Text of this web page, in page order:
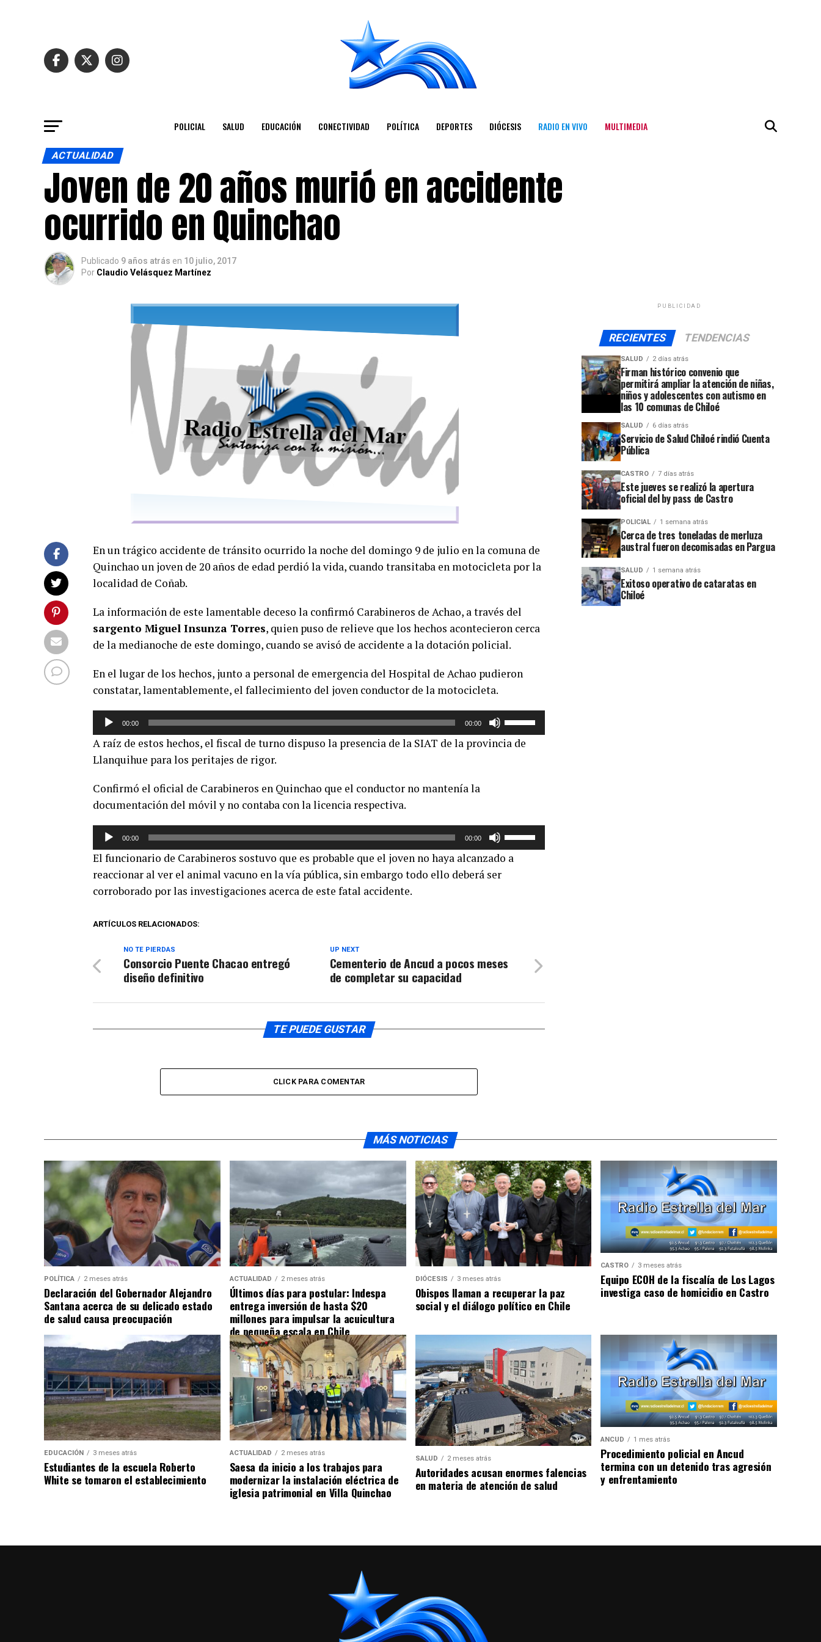
POLICIAL SALUD EDUCACIÓN CONECTIVIDAD POLÍTICA DEPORTES DIÓCESIS RADIO EN VIVO MULTIMEDIA
ACTUALIDAD
Joven de 20 años murió en accidente
ocurrido en Quinchao
Publicado 9 años atrás en 10 julio, 2017
Por Claudio Velásquez Martínez
En un trágico accidente de tránsito ocurrido la noche del domingo 9 de julio en la comuna de
Quinchao un joven de 20 años de edad perdió la vida, cuando transitaba en motocicleta por la
localidad de Coñab.
La información de este lamentable deceso la confirmó Carabineros de Achao, a través del
sargento Miguel Insunza Torres, quien puso de relieve que los hechos acontecieron cerca
de la medianoche de este domingo, cuando se avisó de accidente a la dotación policial.
En el lugar de los hechos, junto a personal de emergencia del Hospital de Achao pudieron
constatar, lamentablemente, el fallecimiento del joven conductor de la motocicleta.
Reproductor
audio
00:00 00:00
teclas
o
disminuir
el
A raíz de estos hechos, el fiscal de turno dispuso la presencia de la SIAT de la provincia de
Llanquihue para los peritajes de rigor.
Confirmó el oficial de Carabineros en Quinchao que el conductor no mantenía la
documentación del móvil y no contaba con la licencia respectiva.
Reproductor
audio
00:00 00:00
teclas
disminuir
El funcionario de Carabineros sostuvo que es probable que el joven no haya alcanzado a
reaccionar al ver el animal vacuno en la vía pública, sin embargo todo ello deberá ser
corroborado por las investigaciones acerca de este fatal accidente.
ARTÍCULOS RELACIONADOS:
UP NEXT
Cementerio de Ancud a pocos meses
de completar su capacidad
NO TE PIERDAS
Consorcio Puente Chacao entregó
diseño definitivo
TE PUEDE GUSTAR
CLICK PARA COMENTAR
PUBLICIDAD
RECIENTES TENDENCIAS
SALUD 2 días atrás
Firman histórico convenio que
permitirá ampliar la atención de niñas,
niños y adolescentes con autismo en
las 10 comunas de Chiloé
SALUD 6 días atrás
Servicio de Salud Chiloé rindió Cuenta
Pública
CASTRO 7 días atrás
Este jueves se realizó la apertura
oficial del by pass de Castro
POLICIAL 1 semana atrás
Cerca de tres toneladas de merluza
austral fueron decomisadas en Pargua
SALUD 1 semana atrás
Exitoso operativo de cataratas en
Chiloé
MÁS NOTICIAS
POLÍTICA 2 meses atrás
Declaración del Gobernador Alejandro
Santana acerca de su delicado estado
de salud causa preocupación
ACTUALIDAD 2 meses atrás
Últimos días para postular: Indespa
entrega inversión de hasta $20
millones para impulsar la acuicultura
de pequeña escala en Chile
DIÓCESIS 3 meses atrás
Obispos llaman a recuperar la paz
social y el diálogo político en Chile
CASTRO 3 meses atrás
Equipo ECOH de la fiscalía de Los Lagos
investiga caso de homicidio en Castro
EDUCACIÓN 3 meses atrás
Estudiantes de la escuela Roberto
White se tomaron el establecimiento
ACTUALIDAD 2 meses atrás
Saesa da inicio a los trabajos para
modernizar la instalación eléctrica de
iglesia patrimonial en Villa Quinchao
SALUD 2 meses atrás
Autoridades acusan enormes falencias
en materia de atención de salud
ANCUD 1 mes atrás
Procedimiento policial en Ancud
termina con un detenido tras agresión
y enfrentamiento